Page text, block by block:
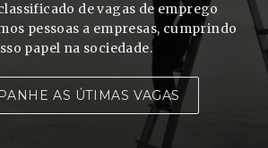
de vagas de emprego
pessoas a empresas, cumprindo
papel na sociedade.
AS ÚTIMAS VAGAS